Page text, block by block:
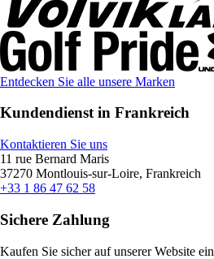
Entdecken Sie alle unsere Marken
Kundendienst in Frankreich
Kontaktieren Sie uns
11 rue Bernard Maris
37270 Montlouis-sur-Loire, Frankreich
+33 1 86 47 62 58
Sichere Zahlung
Kaufen Sie sicher auf unserer Website ein